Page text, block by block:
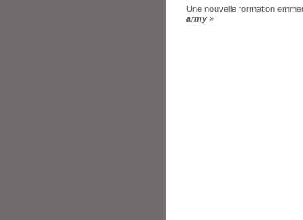
Une nouvelle formation
army»